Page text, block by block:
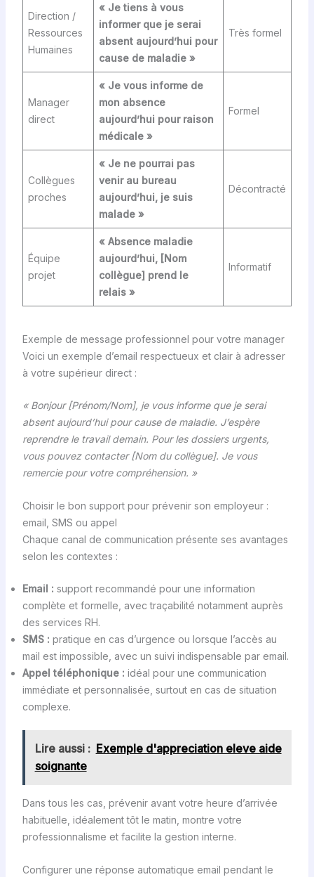
Direction /
Ressources
Humaines
« Je tiens à vous
informer que je serai
absent aujourd’hui pour
cause de maladie »
Très formel
Manager
direct
« Je vous informe de
mon absence
aujourd’hui pour raison
médicale »
Formel
Collègues
proches
« Je ne pourrai pas
venir au bureau
aujourd’hui, je suis
malade »
Décontracté
Équipe
projet
« Absence maladie
aujourd’hui, [Nom
collègue] prend le
relais »
Informatif
Exemple de message professionnel pour votre manager
Voici un exemple d’email respectueux et clair à adresser
à votre supérieur direct :
« Bonjour [Prénom/Nom], je vous informe que je serai
absent aujourd’hui pour cause de maladie. J’espère
reprendre le travail demain. Pour les dossiers urgents,
vous pouvez contacter [Nom du collègue]. Je vous
remercie pour votre compréhension. »
Choisir le bon support pour prévenir son employeur :
email, SMS ou appel
Chaque canal de communication présente ses avantages
selon les contextes :
Email : support recommandé pour une information
complète et formelle, avec traçabilité notamment auprès
des services RH.
SMS : pratique en cas d’urgence ou lorsque l’accès au
mail est impossible, avec un suivi indispensable par email.
Appel téléphonique : idéal pour une communication
immédiate et personnalisée, surtout en cas de situation
complexe.
Lire aussi : Exemple d'appreciation eleve aide
soignante
Dans tous les cas, prévenir avant votre heure d’arrivée
habituelle, idéalement tôt le matin, montre votre
professionnalisme et facilite la gestion interne.
Configurer une réponse automatique email pendant le